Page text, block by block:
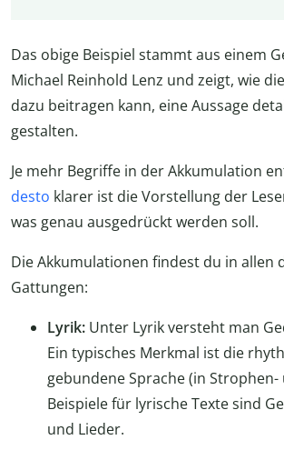
Das obige Beispiel stammt aus einem
Michael Reinhold Lenz und zeigt, wie
dazu beitragen kann, eine Aussage
gestalten.
Je mehr Begriffe in der Akkumulation
desto klarer ist die Vorstellung der
was genau ausgedrückt werden soll.
Die Akkumulationen findest du in allen
Gattungen:
Lyrik: Unter Lyrik versteht man
Ein typisches Merkmal ist die
gebundene Sprache (in Strophen-
Beispiele für lyrische Texte sind
und Lieder.